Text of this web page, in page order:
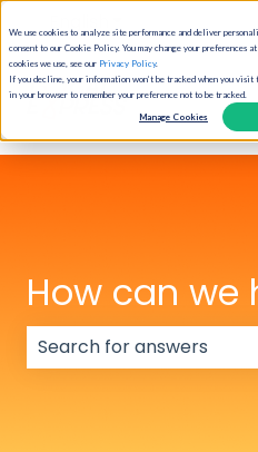
We use cookies to analyze site performance and deliver
consent to our Cookie Policy. You may change your preferences
cookies we use, see our Privacy Policy.
If you decline, your information won’t be tracked when you
in your browser to remember your preference not to be tracked.
Manage Cookies
How can we